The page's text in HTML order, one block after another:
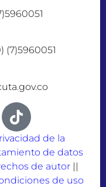
(7)5960051
de la
de datos
de autor||
de uso